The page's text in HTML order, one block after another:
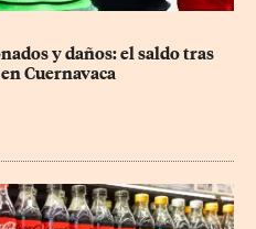
y daños: el saldo tras
Cuernavaca